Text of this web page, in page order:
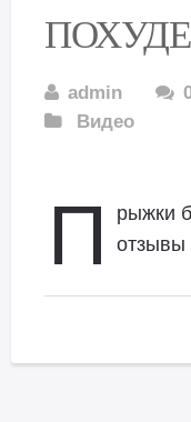
admin
Видео
П
рыжки
отзывы